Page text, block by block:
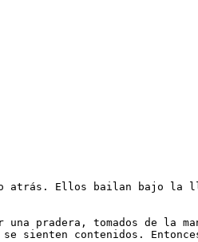
atrás. Ellos bailan bajo la
pradera, tomados de la
sienten contenidos.